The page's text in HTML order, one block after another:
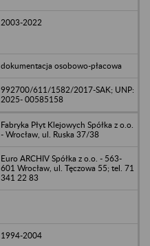
2003-2022
dokumentacja osobowo-płacowa
992700/611/1582/2017-SAK; UNP:
2025- 00585158
Fabryka Płyt Klejowych Spółka z o.o.
- Wrocław, ul. Ruska 37/38
Euro ARCHIV Spółka z o.o. - 563-
601 Wrocław, ul. Tęczowa 55; tel. 71
341 22 83
1994-2004